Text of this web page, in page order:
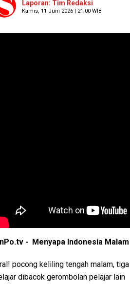
Laporan: Tim Redaksi
Kamis, 11 Juni 2026 | 21:00 WIB
- Menyapa Indonesia
pocong keliling tengah malam,
dibacok gerombolan pelajar lain